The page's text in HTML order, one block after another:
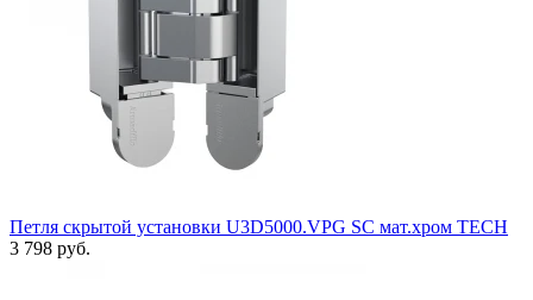
Петля скрытой установки U3D5000.VPG SC мат.хром TECH
3 798 руб.